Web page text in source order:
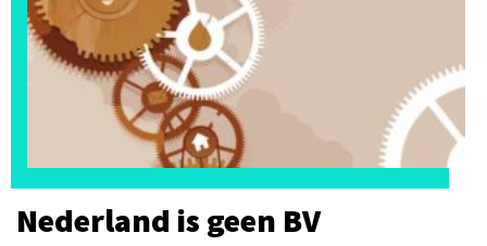
Nederland is geen BV